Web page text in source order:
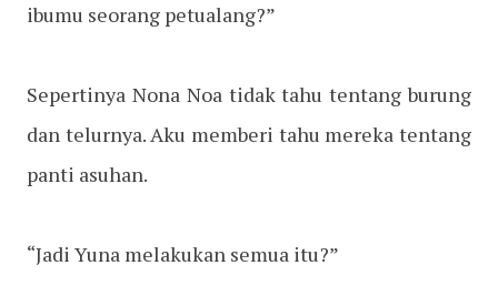
ibumu seorang petualang?”
Sepertinya Nona Noa tidak tahu tentang burung
dan telurnya. Aku memberi tahu mereka tentang
panti asuhan.
“Jadi Yuna melakukan semua itu?”